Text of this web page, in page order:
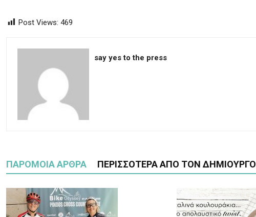
Post Views: 469
say yes to the press
ΠΑΡΟΜΟΙΑ ΑΡΘΡΑ ΠΕΡΙΣΣΟΤΕΡΑ ΑΠΟ ΤΟΝ ΔΗΜΙΟΥΡΓΟ